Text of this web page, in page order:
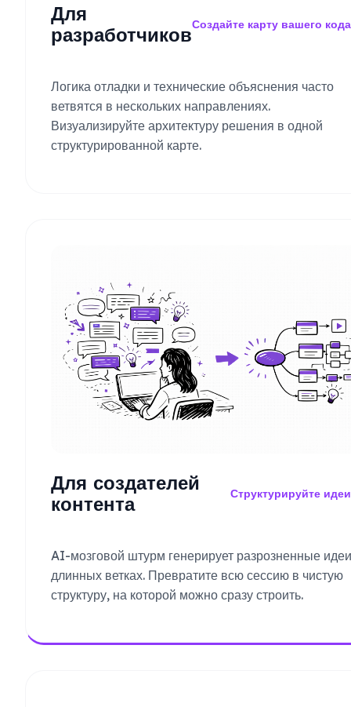
Для
разработчиковСоздайте карту вашего кода
Логика отладки и технические объяснения часто
ветвятся в нескольких направлениях.
Визуализируйте архитектуру решения в одной
структурированной карте.
Для создателей
контента
Структурируйте идеи
AI-мозговой штурм генерирует разрозненные
длинных ветках. Превратите всю сессию в чистую
структуру, на которой можно сразу строить.